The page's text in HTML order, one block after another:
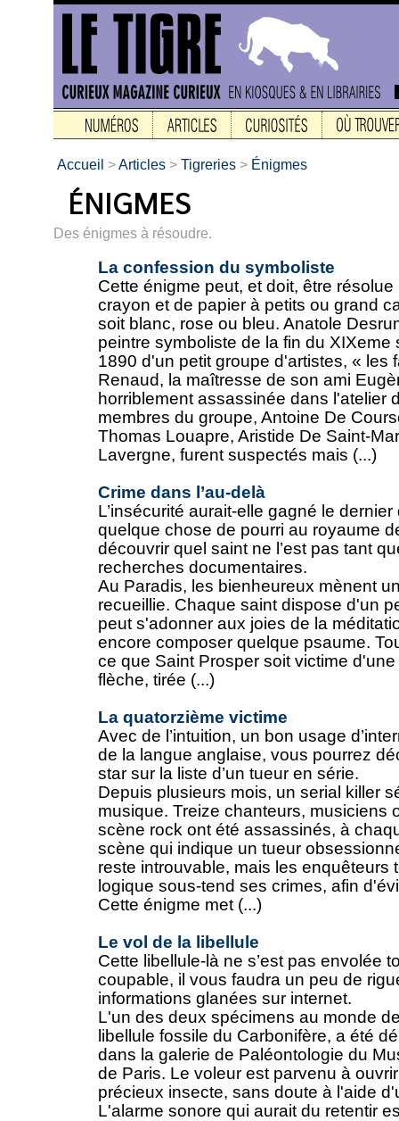
Accueil >Articles > Tigreries > Énigmes
Des énigmes à résoudre.
La confession du symboliste
Cette énigme peut, et doit, être
crayon et de papier à petits ou grand
soit blanc, rose ou bleu. Anatole
peintre symboliste de la fin du XIXeme
1890 d'un petit groupe d'artistes, « les
Renaud, la maîtresse de son ami
horriblement assassinée dans l'atelier
membres du groupe, Antoine De
Thomas Louapre, Aristide De Saint-
Lavergne, furent suspectés mais (...)
Crime dans l’au-delà
L’insécurité aurait-elle gagné le
quelque chose de pourri au royaume
découvrir quel saint ne l’est pas tant
recherches documentaires.
Au Paradis, les bienheureux mènent
recueillie. Chaque saint dispose d'un
peut s'adonner aux joies de la
encore composer quelque psaume.
ce que Saint Prosper soit victime
flèche, tirée (...)
La quatorzième victime
Avec de l’intuition, un bon usage
de la langue anglaise, vous pourrez
star sur la liste d’un tueur en série.
Depuis plusieurs mois, un serial killer
musique. Treize chanteurs, musiciens
scène rock ont été assassinés, à
scène qui indique un tueur
reste introuvable, mais les enquêteurs
logique sous-tend ses crimes, afin
Cette énigme met (...)
Le vol de la libellule
Cette libellule-là ne s’est pas envolée
coupable, il vous faudra un peu de
informations glanées sur internet.
L'un des deux spécimens au monde
libellule fossile du Carbonifère, a été
dans la galerie de Paléontologie du
de Paris. Le voleur est parvenu à
précieux insecte, sans doute à l'aide
L'alarme sonore qui aurait du retentir